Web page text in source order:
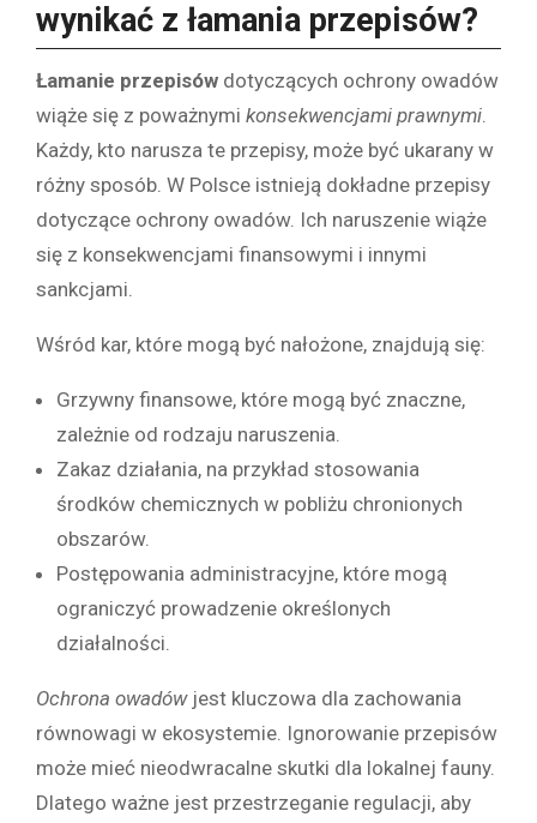
wynikać z łamania przepisów?
Łamanie przepisów dotyczących ochrony owadów
wiąże się z poważnymi konsekwencjami prawnymi
Każdy, kto narusza te przepisy, może być ukarany w
różny sposób. W Polsce istnieją dokładne przepisy
dotyczące ochrony owadów. Ich naruszenie wiąże
się z konsekwencjami finansowymi i innymi
sankcjami.
Wśród kar, które mogą być nałożone, znajdują się:
Grzywny finansowe, które mogą być znaczne,
zależnie od rodzaju naruszenia.
Zakaz działania, na przykład stosowania
środków chemicznych w pobliżu chronionych
obszarów.
Postępowania administracyjne, które mogą
ograniczyć prowadzenie określonych
działalności.
Ochrona owadówjest kluczowa dla zachowania
równowagi w ekosystemie. Ignorowanie przepisów
może mieć nieodwracalne skutki dla lokalnej fauny.
Dlatego ważne jest przestrzeganie regulacji, aby